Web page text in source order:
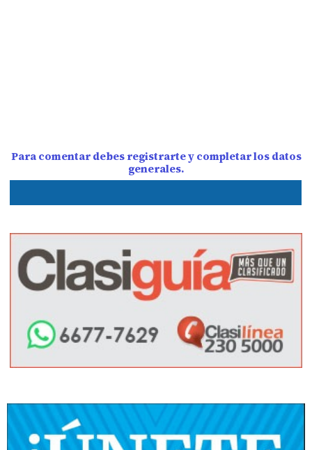
Para comentar debes registrarte y completar los datos
generales.